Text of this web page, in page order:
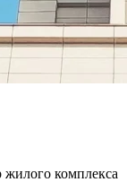
комплекса